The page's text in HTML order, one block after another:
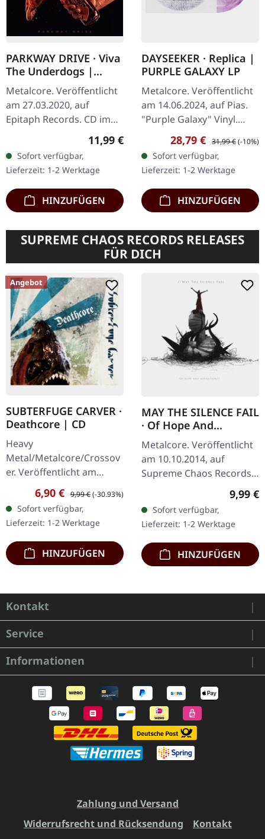
PARKWAY DRIVE · Viva
The Underdogs |
DIGIPAK CD
Metalcore. Veröffentlicht
am 27.03.2020, auf
Epitaph Records. CD im
DigiPak. Parkway Drive
liefern mit "Viva The
Underdogs" etwas
wirklich Besonderes…
Regulärer Preis:
11,99 €
Sofort verfügbar,
Lieferzeit: 1-2 Werktage
HINZUFÜGEN
DAYSEEKER · Replica |
PURPLE GALAXY LP
Metalcore. Veröffentlicht
am 14.06.2024, auf Pias.
"Purple Galaxy" Vinyl.
Dayseeker liefern mit
"Replica" ein emotional
aufgeladenes
Meisterwerk ab…
Verkaufspreis:
28,79 € Regulärer Preis:
31,99 €(-10%)
Sofort verfügbar,
Lieferzeit: 1-2 Werktage
HINZUFÜGEN
SUPREME CHAOS RECORDS RELEASES
FÜR DICH
Angebot
SUBTERFUGE CARVER ·
Deathcore | CD
Heavy
Metal/Metalcore/Crossov
er. Veröffentlicht am
08.02.2008, auf Supreme
Chaos Records. CD im
Jewelcase mit 12-seitigem
Booklet. Subterfuge
Carver…
Verkaufspreis:
6,90 € Regulärer Preis:
9,99 €(-30.93%)
Sofort verfügbar,
Lieferzeit: 1-2 Werktage
HINZUFÜGEN
MAY THE SILENCE FAIL
· Of Hope And
Aspiration | DIGIPAK
CD
Metalcore. Veröffentlicht
am 10.10.2014, auf
Supreme Chaos Records.
CD im DigiPak. May The
Silence Fail liefern mit „Of
Hope And Aspiration"
etwas…
9,99 €
Sofort verfügbar,
Lieferzeit: 1-2 Werktage
HINZUFÜGEN
Kontakt
Service
Informationen
Zahlung und Versand
Widerrufsrecht und Rücksendung
Kontakt